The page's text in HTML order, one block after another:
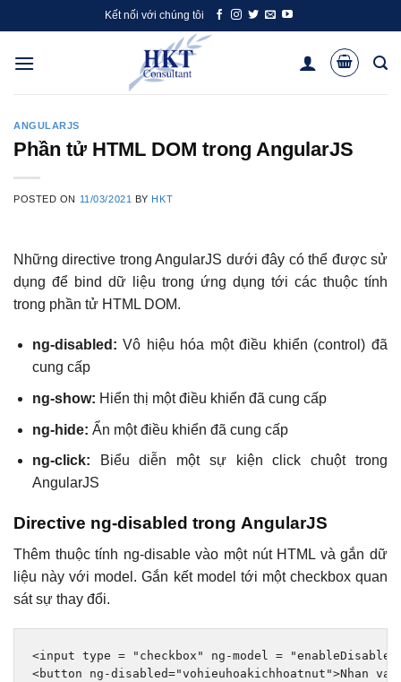
to
content
Kết nối với chúng tôi
ANGULARJS
Phần tử HTML DOM trong AngularJS
POSTED ON 11/03/2021 BY HKT
Những directive trong AngularJS dưới đây có thể được sử
dụng để bind dữ liệu trong ứng dụng tới các thuộc tính
trong phần tử HTML DOM.
ng-disabled: Vô hiệu hóa một điều khiển (control) đã
cung cấp
ng-show: Hiển thị một điều khiển đã cung cấp
ng-hide: Ẩn một điều khiển đã cung cấp
ng-click:
Biểu diễn một sự kiện click chuột trong
AngularJS
Directive ng-disabled trong AngularJS
Thêm thuộc tính ng-disable vào một nút HTML và gắn dữ
liệu này với model. Gắn kết model tới một checkbox quan
sát sự thay đổi.
<input type = "checkbox" ng-model =
<button
ng-disabled="vohieuhoakichhoatnut">Nhan